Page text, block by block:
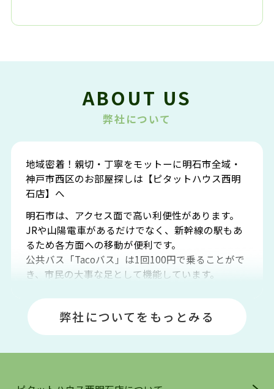
ABOUT US
弊社について
地域密着！親切・丁寧をモットーに明石市全域・
神戸市西区のお部屋探しは【ピタットハウス西明
石店】へ
明石市は、アクセス面で高い利便性があります。
JRや山陽電車があるだけでなく、新幹線の駅もあ
るため各方面への移動が便利です。
公共バス「Tacoバス」は1回100円で乗ることがで
き、市民の大事な足として機能しています。
場や釣りスポットが多くあります。JR「大久保
駅」周辺には、ビブレ・イオンをはじめとした買
い物施設も多くあり、買い物にも困りません。
弊社についてをもっとみる